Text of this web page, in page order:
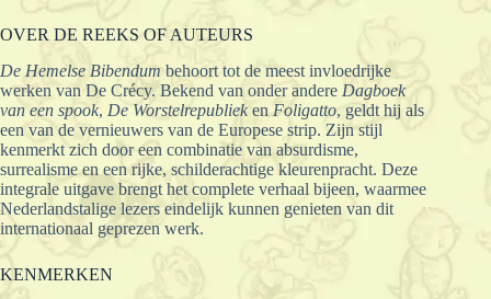
OVER DE REEKS OF AUTEURS
De Hemelse Bibendumbehoort tot de meest invloedrijke
werken van De Crécy. Bekend van onder andere Dagboek
van een spook, De Worstelrepublieken Foligatto, geldt hij als
een van de vernieuwers van de Europese strip. Zijn stijl
kenmerkt zich door een combinatie van absurdisme,
surrealisme en een rijke, schilderachtige kleurenpracht. Deze
integrale uitgave brengt het complete verhaal bijeen, waarmee
Nederlandstalige lezers eindelijk kunnen genieten van dit
internationaal geprezen werk.
KENMERKEN